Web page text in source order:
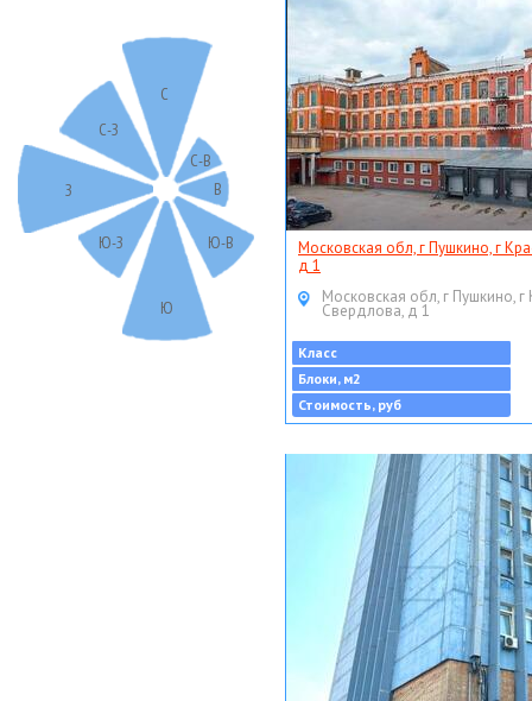
С
С-В
В
Ю-В
Ю
Ю-З
З
С-З
Московская обл, г Пушкино, г
д 1
Московская обл, г Пушкино, г
Свердлова, д 1
Класс
Блоки, м2
Стоимость, руб